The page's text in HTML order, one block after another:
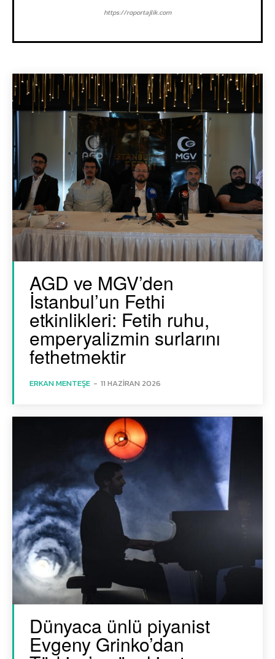
https://roportajlik.com
AGD ve MGV’den
İstanbul’un Fethi
etkinlikleri: Fetih ruhu,
emperyalizmin surlarını
fethetmektir
ERKAN MENTEŞE - 11 HAZIRAN 2026
Dünyaca ünlü piyanist
Evgeny Grinko’dan